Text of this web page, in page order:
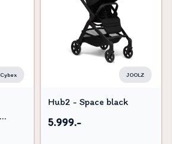
Cybex JOOLZ
Hub2 - Space black
5.999.-